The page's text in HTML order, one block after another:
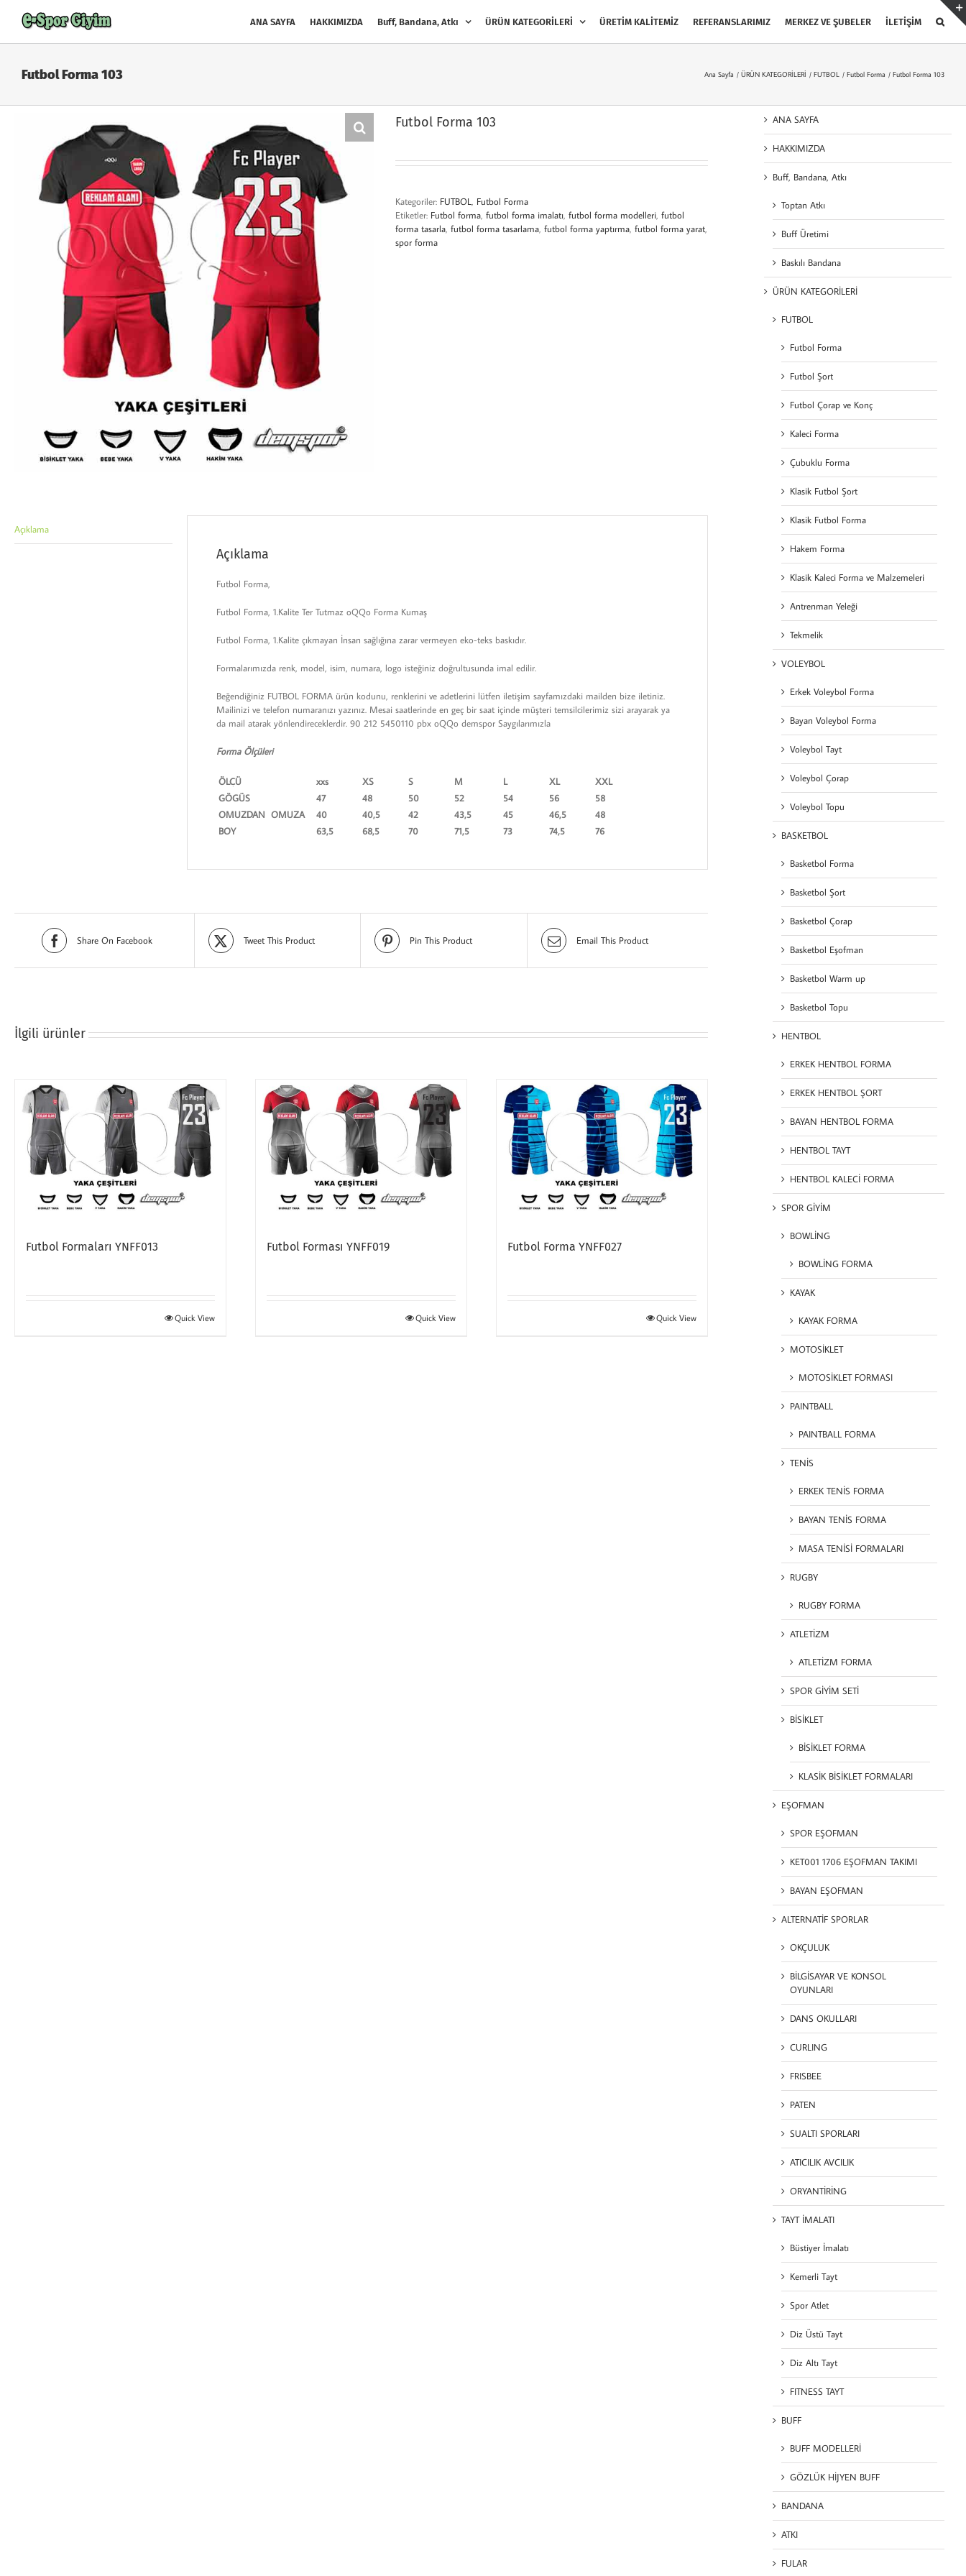
content
ANA SAYFA HAKKIMIZDA Buff, Bandana, Atkı ÜRÜN KATEGORİLERİ ÜRETİM KALİTEMİZ REFERANSLARIMIZ MERKEZ VE ŞUBELER İLETİŞİM
Futbol Forma 103 Ana Sayfa ÜRÜN KATEGORİLERİ FUTBOL Futbol Forma Futbol Forma 103
Futbol Forma 103
Kategoriler: FUTBOL
Futbol Forma
Etiketler: Futbol forma futbol forma imalatı futbol forma modelleri futbol
forma tasarla futbol forma tasarlama futbol forma yaptırma futbol forma yarat
spor forma
Açıklama
Açıklama
Futbol Forma,
Futbol Forma, 1.Kalite Ter Tutmaz oQQo Forma Kumaş
Futbol Forma, 1.Kalite çıkmayan İnsan sağlığına zarar vermeyen eko-teks baskıdır.
Formalarımızda renk, model, isim, numara, logo isteğiniz doğrultusunda imal edilir.
Beğendiğiniz FUTBOL FORMA ürün kodunu, renklerini ve adetlerini lütfen iletişim sayfamızdaki mailden bize iletiniz.
Mailinizi ve telefon numaranızı yazınız. Mesai saatlerinde en geç bir saat içinde müşteri temsilcilerimiz sizi arayarak ya
da mail atarak yönlendireceklerdir. 90 212 5450110 pbx oQQo demspor Saygılarımızla
Forma Ölçüleri
ÖLÇÜ xxs XS S M L XL
XXL
GÖGÜS
47 48 50 52 54 56
58
OMUZDAN OMUZA
40 40,5 42 43,5 45 46,5
48
BOY
63,5 68,5 70 71,5 73 74,5 76
Share On Facebook Tweet This Product Pin This Product Email This Product
İlgili ürünler
Futbol Formaları YNFF013
Quick View
Futbol Forması YNFF019
Quick View
Futbol Forma YNFF027
Quick View
ANA SAYFA
HAKKIMIZDA
Buff, Bandana, Atkı
Toptan Atkı
Buff Üretimi
Baskılı Bandana
ÜRÜN KATEGORİLERİ
FUTBOL
Futbol Forma
Futbol Şort
Futbol Çorap ve Konç
Kaleci Forma
Çubuklu Forma
Klasik Futbol Şort
Klasik Futbol Forma
Hakem Forma
Klasik Kaleci Forma ve Malzemeleri
Antrenman Yeleği
Tekmelik
VOLEYBOL
Erkek Voleybol Forma
Bayan Voleybol Forma
Voleybol Tayt
Voleybol Çorap
Voleybol Topu
BASKETBOL
Basketbol Forma
Basketbol Şort
Basketbol Çorap
Basketbol Eşofman
Basketbol Warm up
Basketbol Topu
HENTBOL
ERKEK HENTBOL FORMA
ERKEK HENTBOL ŞORT
BAYAN HENTBOL FORMA
HENTBOL TAYT
HENTBOL KALECİ FORMA
SPOR GİYİM
BOWLİNG
BOWLİNG FORMA
KAYAK
KAYAK FORMA
MOTOSİKLET
MOTOSİKLET FORMASI
PAINTBALL
PAINTBALL FORMA
TENİS
ERKEK TENİS FORMA
BAYAN TENİS FORMA
MASA TENİSİ FORMALARI
RUGBY
RUGBY FORMA
ATLETİZM
ATLETİZM FORMA
SPOR GİYİM SETİ
BİSİKLET
BİSİKLET FORMA
KLASİK BİSİKLET FORMALARI
EŞOFMAN
SPOR EŞOFMAN
KET001 1706 EŞOFMAN TAKIMI
BAYAN EŞOFMAN
ALTERNATİF SPORLAR
OKÇULUK
BİLGİSAYAR VE KONSOL
OYUNLARI
DANS OKULLARI
CURLING
FRISBEE
PATEN
SUALTI SPORLARI
ATICILIK AVCILIK
ORYANTİRİNG
TAYT İMALATI
Büstiyer İmalatı
Kemerli Tayt
Spor Atlet
Diz Üstü Tayt
Diz Altı Tayt
FITNESS TAYT
BUFF
BUFF MODELLERİ
GÖZLÜK HİJYEN BUFF
BANDANA
ATKI
FULAR